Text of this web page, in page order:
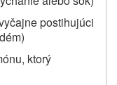
postihujúci
ktorý